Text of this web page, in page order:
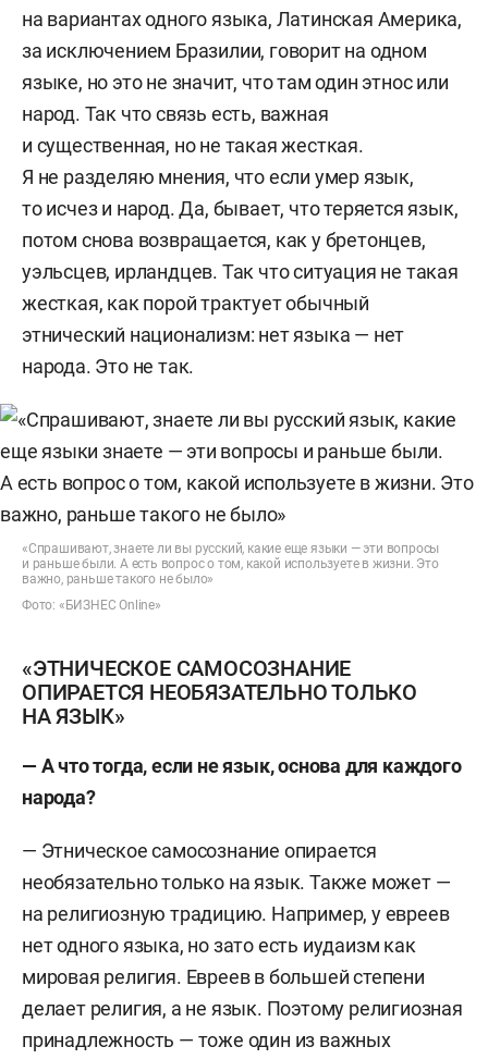
на вариантах одного языка, Латинская Америка,
за исключением Бразилии, говорит на одном
языке, но это не значит, что там один этнос или
народ. Так что связь есть, важная
и существенная, но не такая жесткая.
Я не разделяю мнения, что если умер язык,
то исчез и народ. Да, бывает, что теряется язык,
потом снова возвращается, как у бретонцев,
уэльсцев, ирландцев. Так что ситуация не такая
жесткая, как порой трактует обычный
этнический национализм: нет языка — нет
народа. Это не так.
«Спрашивают, знаете ли вы русский, какие еще языки — эти вопросы
и раньше были. А есть вопрос о том, какой используете в жизни. Это
важно, раньше такого не было»
Фото: «БИЗНЕС Online»
«ЭТНИЧЕСКОЕ САМОСОЗНАНИЕ
ОПИРАЕТСЯ НЕОБЯЗАТЕЛЬНО ТОЛЬКО
НА ЯЗЫК»
— А что тогда, если не язык, основа для каждого
народа?
— Этническое самосознание опирается
необязательно только на язык. Также может —
на религиозную традицию. Например, у евреев
нет одного языка, но зато есть иудаизм как
мировая религия. Евреев в большей степени
делает религия, а не язык. Поэтому религиозная
принадлежность — тоже один из важных